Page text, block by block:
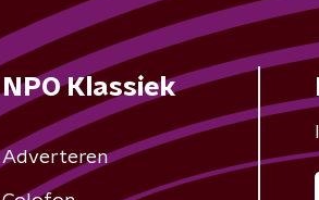
NPO Klassiek
Adverteren